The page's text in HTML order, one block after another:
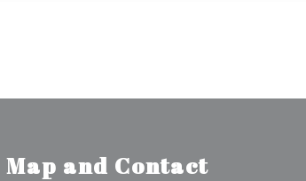
Map and Contact